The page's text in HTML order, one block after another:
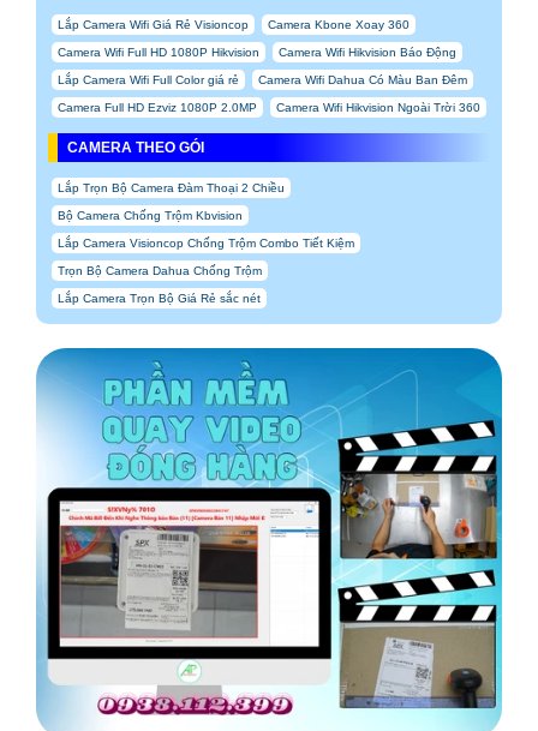
Lắp Camera Wifi Giá Rẻ Visioncop Camera Kbone Xoay 360
Camera Wifi Full HD 1080P Hikvision Camera Wifi Hikvision Báo Động
Lắp Camera Wifi Full Color giá rẻ Camera Wifi Dahua Có Màu Ban Đêm
Camera Full HD Ezviz 1080P 2.0MP Camera Wifi Hikvision Ngoài Trời 360
CAMERA THEO GÓI
Lắp Trọn Bộ Camera Đàm Thoại 2 Chiều
Bộ Camera Chống Trộm Kbvision
Lắp Camera Visioncop Chống Trộm Combo Tiết Kiệm
Trọn Bộ Camera Dahua Chống Trộm
Lắp Camera Trọn Bộ Giá Rẻ sắc nét